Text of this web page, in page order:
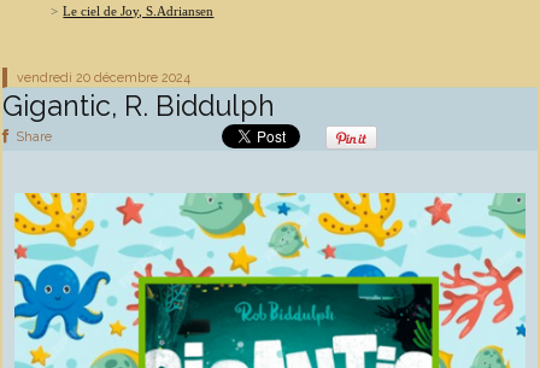
Le ciel de Joy, S.Adriansen
vendredi 20 décembre 2024
Gigantic, R. Biddulph
Share